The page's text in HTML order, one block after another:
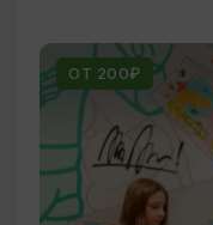
ОТ 200₽